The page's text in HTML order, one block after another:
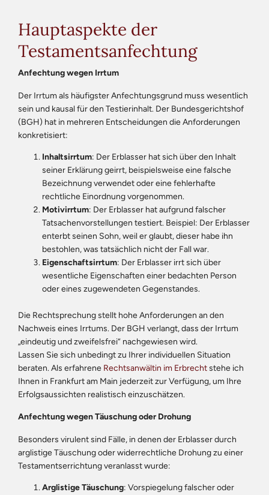
Hauptaspekte der
Testamentsanfechtung
Anfechtung wegen Irrtum
Der Irrtum als häufigster Anfechtungsgrund muss wesentlich
sein und kausal für den Testierinhalt. Der Bundesgerichtshof
(BGH) hat in mehreren Entscheidungen die Anforderungen
konkretisiert:
Inhaltsirrtum: Der Erblasser hat sich über den Inhalt
seiner Erklärung geirrt, beispielsweise eine falsche
Bezeichnung verwendet oder eine fehlerhafte
rechtliche Einordnung vorgenommen.
Motivirrtum: Der Erblasser hat aufgrund falscher
Tatsachenvorstellungen testiert. Beispiel: Der Erblasser
enterbt seinen Sohn, weil er glaubt, dieser habe ihn
bestohlen, was tatsächlich nicht der Fall war.
Eigenschaftsirrtum: Der Erblasser irrt sich über
wesentliche Eigenschaften einer bedachten Person
oder eines zugewendeten Gegenstandes.
Die Rechtsprechung stellt hohe Anforderungen an den
Nachweis eines Irrtums. Der BGH verlangt, dass der Irrtum
„eindeutig und zweifelsfrei“ nachgewiesen wird.
Lassen Sie sich unbedingt zu Ihrer individuellen Situation
beraten. Als erfahrene Rechtsanwältin im Erbrechtstehe ich
Ihnen in Frankfurt am Main jederzeit zur Verfügung, um Ihre
Erfolgsaussichten realistisch einzuschätzen.
Anfechtung wegen Täuschung oder Drohung
Besonders virulent sind Fälle, in denen der Erblasser durch
arglistige Täuschung oder widerrechtliche Drohung zu einer
Testamentserrichtung veranlasst wurde:
Arglistige Täuschung: Vorspiegelung falscher oder